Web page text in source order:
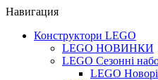
Навигация
Конструктори LEGO
LEGO НОВИНКИ
LEGO Сезонні
LEGO